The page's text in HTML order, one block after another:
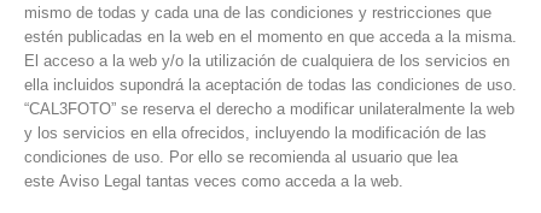
mismo de todas y cada una de las condiciones y restricciones que
estén publicadas en la web en el momento en que acceda a la misma.
El acceso a la web y/o la utilización de cualquiera de los servicios en
ella incluidos supondrá la aceptación de todas las condiciones de uso.
“CAL3FOTO” se reserva el derecho a modificar unilateralmente la web
y los servicios en ella ofrecidos, incluyendo la modificación de las
condiciones de uso. Por ello se recomienda al usuario que lea
este Aviso Legal tantas veces como acceda a la web.